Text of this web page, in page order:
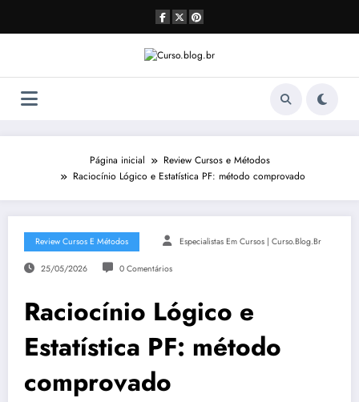
o
Página inicial
Review Cursos e Métodos
Raciocínio Lógico e Estatística PF: método comprovado
Review Cursos E Métodos Especialistas Em Cursos | Curso.blog.br
25/05/2026 0 Comentários
Raciocínio Lógico e
Estatística PF: método
comprovado